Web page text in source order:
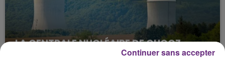
LA CENTRALE NUCLÉAIRE DE CHOOZ
Continuer sans accepter